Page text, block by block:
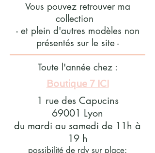
Vous pouvez retrouver ma
collection
- et plein d'autres modèles non
présentés sur le site -
Toute l'année chez :
Boutique 7 ICI
1 rue des Capucins
69001 Lyon
du mardi au samedi de 11h à
19 h
possibilité de rdv sur place: